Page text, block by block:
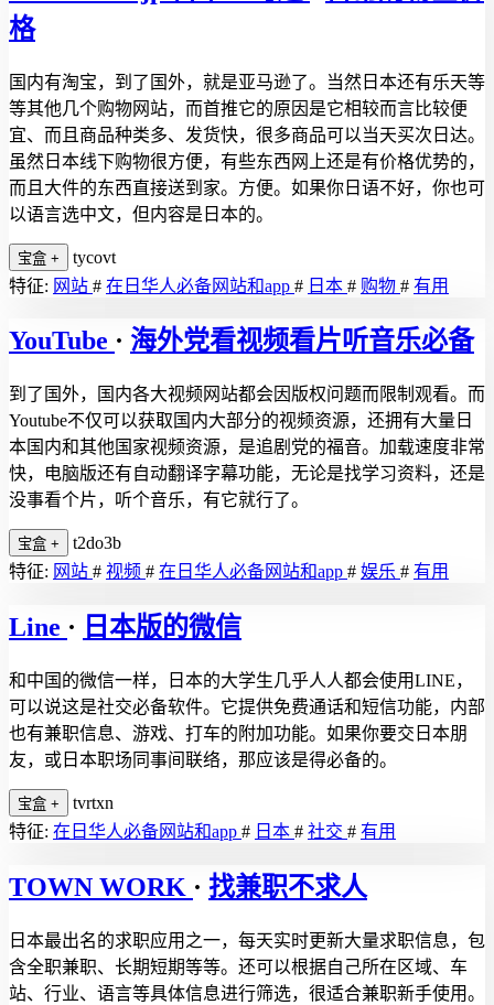
格
国内有淘宝，到了国外，就是亚马逊了。当然日本还有乐天等
等其他几个购物网站，而首推它的原因是它相较而言比较便
宜、而且商品种类多、发货快，很多商品可以当天买次日达。
虽然日本线下购物很方便，有些东西网上还是有价格优势的，
而且大件的东西直接送到家。方便。如果你日语不好，你也可
以语言选中文，但内容是日本的。
宝盒 +
tycovt
特征: 网站 # 在日华人必备网站和app # 日本 # 购物 # 有用
YouTube · 海外党看视频看片听音乐必备
到了国外，国内各大视频网站都会因版权问题而限制观看。而
Youtube不仅可以获取国内大部分的视频资源，还拥有大量日
本国内和其他国家视频资源，是追剧党的福音。加载速度非常
快，电脑版还有自动翻译字幕功能，无论是找学习资料，还是
没事看个片，听个音乐，有它就行了。
宝盒 +
t2do3b
特征: 网站 # 视频 # 在日华人必备网站和app # 娱乐 # 有用
Line · 日本版的微信
和中国的微信一样，日本的大学生几乎人人都会使用LINE，
可以说这是社交必备软件。它提供免费通话和短信功能，内部
也有兼职信息、游戏、打车的附加功能。如果你要交日本朋
友，或日本职场同事间联络，那应该是得必备的。
宝盒 +
tvrtxn
特征: 在日华人必备网站和app # 日本 # 社交 # 有用
TOWN WORK · 找兼职不求人
日本最出名的求职应用之一，每天实时更新大量求职信息，包
含全职兼职、长期短期等等。还可以根据自己所在区域、车
站、行业、语言等具体信息进行筛选，很适合兼职新手使用。